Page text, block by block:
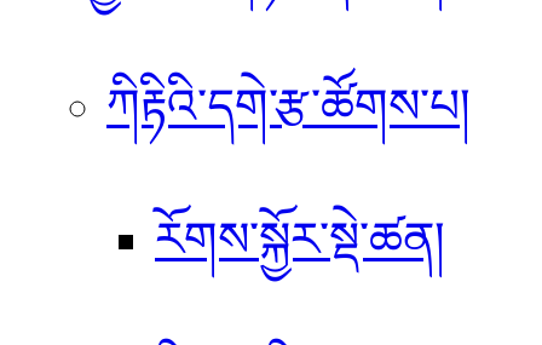
ཀིརྟིའི་དགེ་རྩ་ཚོགས་པ།
རོགས་སྐྱོར་སྡེ་ཚན།